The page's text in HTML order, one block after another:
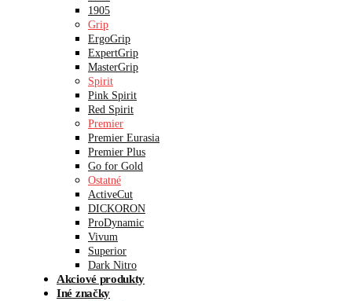
1905
Grip
ErgoGrip
ExpertGrip
MasterGrip
Spirit
Pink Spirit
Red Spirit
Premier
Premier Eurasia
Premier Plus
Go for Gold
Ostatné
ActiveCut
DICKORON
ProDynamic
Vivum
Superior
Dark Nitro
Akciové produkty
Iné značky